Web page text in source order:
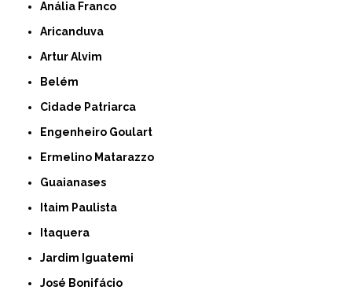
Anália Franco
Aricanduva
Artur Alvim
Belém
Cidade Patriarca
Engenheiro Goulart
Ermelino Matarazzo
Guaianases
Itaim Paulista
Itaquera
Jardim Iguatemi
José Bonifácio